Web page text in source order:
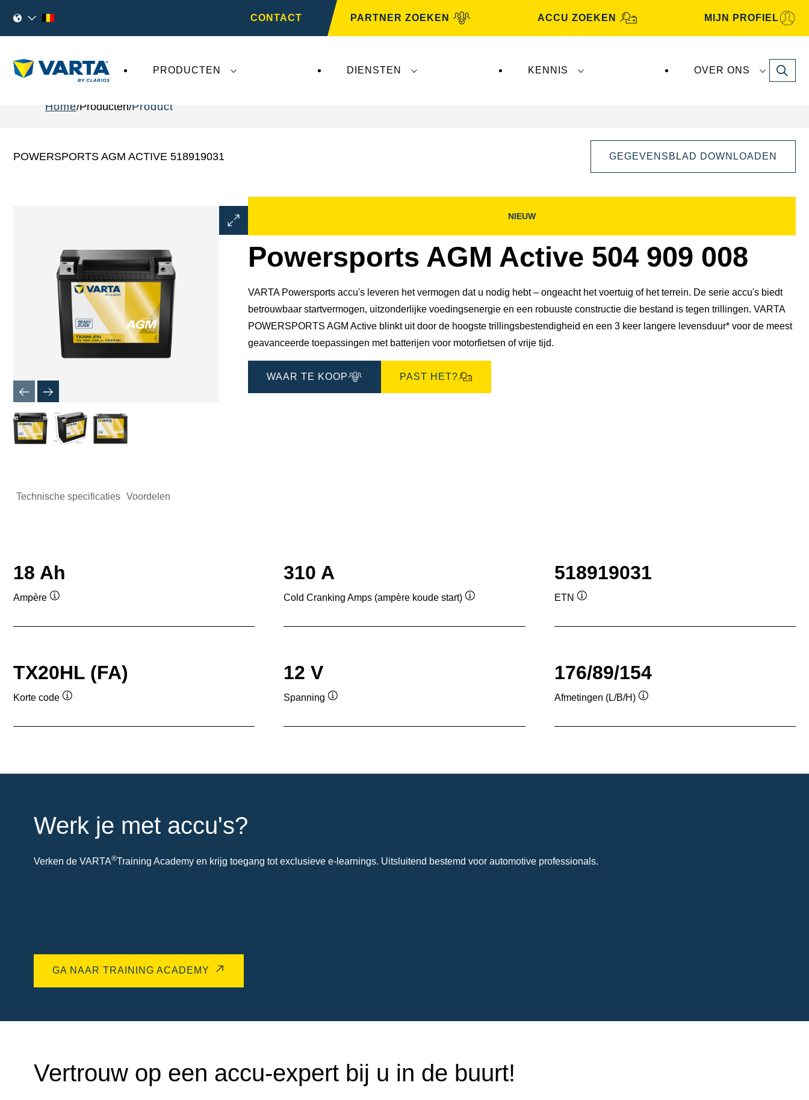
CONTACT PARTNER ZOEKEN ACCU ZOEKEN MIJN PROFIEL
PRODUCTEN DIENSTEN KENNIS OVER ONS Search
Home Producten Product
POWERSPORTS AGM ACTIVE 518919031 GEGEVENSBLAD DOWNLOADEN
Dialoogvenster
Afbeelding
Dialoogvenster
NIEUW
Powersports AGM Active 504 909 008
VARTA Powersports accu's leveren het vermogen dat u nodig hebt – ongeacht het voertuig of het terrein. De serie accu's biedt
betrouwbaar startvermogen, uitzonderlijke voedingsenergie en een robuuste constructie die bestand is tegen trillingen. VARTA
POWERSPORTS AGM Active blinkt uit door de hoogste trillingsbestendigheid en een 3 keer langere levensduur* voor de meest
geavanceerde toepassingen met batterijen voor motorfietsen of vrije tijd.
WAAR TE KOOP PAST HET?
Technische specificaties Voordelen
18 Ah
Ampère
de
310 A
Cold Cranking Amps (ampère koude start)
de
518919031
ETN
de
TX20HL (FA)
Korte code
de
12 V
Spanning
de
176/89/154
Afmetingen (L/B/H)
de
Werk je met accu's?
Verken de VARTA®Training Academy en krijg toegang tot exclusieve e-learnings. Uitsluitend bestemd voor automotive professionals.
GA NAAR TRAINING ACADEMY
Vertrouw op een accu-expert bij u in de buurt!